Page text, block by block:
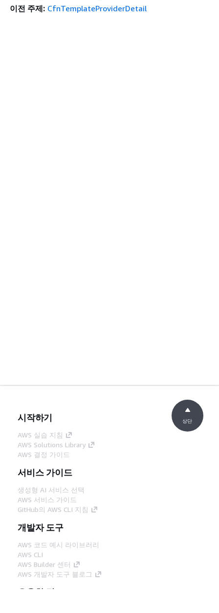
이전 주제: CfnTemplateProviderDetail
시작하기
AWS 실습 지침
AWS Solutions Library
AWS 결정 가이드
서비스 가이드
생성형 AI 서비스 선택
AWS 서비스 가이드
GitHub의 AWS CLI 지침
개발자 도구
AWS 코드 예시 라이브러리
AWS CLI
AWS Builder 센터
AWS 개발자 도구 블로그
유용한 링크
상단